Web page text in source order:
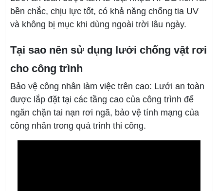
bền chắc, chịu lực tốt, có khả năng chống tia UV
và không bị mục khi dùng ngoài trời lâu ngày.
Tại sao nên sử dụng lưới chống vật rơi
cho công trình
Bảo vệ công nhân làm việc trên cao: Lưới an toàn
được lắp đặt tại các tầng cao của công trình để
ngăn chặn tai nạn rơi ngã, bảo vệ tính mạng của
công nhân trong quá trình thi công.